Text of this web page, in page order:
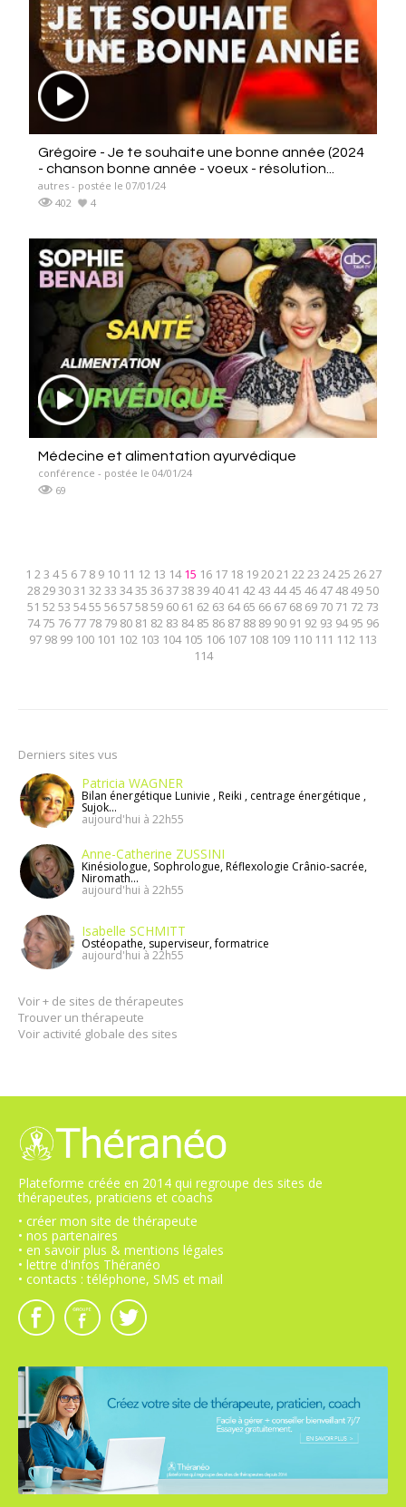
Grégoire - Je te souhaite une bonne année (2024
- chanson bonne année - voeux - résolution...
autres - postée le 07/01/24
402
4
Médecine et alimentation ayurvédique
conférence - postée le 04/01/24
69
1 23 45 6 7 8 9 10 11 12 13 1415 16 17 18 192021 2223 2425 2627
28293031 3233 3435 363738394041 4243 4445 4647484950
51 5253 5455 56575859 60 61 62 63 64 65 66 67 68 69 70 71 72 73
74 75 76 77 78 79 80 81 82 83 84 85 86 87 88 89 90 91 92 93 94 95 96
97 98 99 100 101 102 103 104 105 106 107 108 109 110 111 112 113
114
Derniers sites vus
Patricia WAGNER
Bilan énergétique Lunivie , Reiki , centrage énergétique ,
Sujok...
aujourd'hui à 22h55
Anne-Catherine ZUSSINI
Kinésiologue, Sophrologue, Réflexologie Crânio-sacrée,
Niromath...
aujourd'hui à 22h55
Isabelle SCHMITT
Ostéopathe, superviseur, formatrice
aujourd'hui à 22h55
Voir + de sites de thérapeutes
Trouver un thérapeute
Voir activité globale des sites
Plateforme créée en 2014 qui regroupe des sites de
thérapeutes, praticiens et coachs
• créer mon site de thérapeute
• nos partenaires
• en savoir plus & mentions légales
• lettre d'infos Théranéo
• contacts : téléphone, SMS et mail